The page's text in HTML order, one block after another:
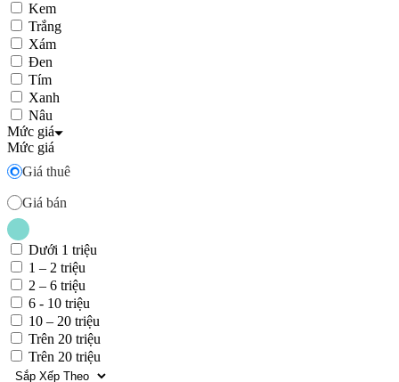
Kem
Trắng
Xám
Đen
Tím
Xanh
Nâu
Mức giá
Mức giá
Giá thuê
Giá bán
Dưới 1 triệu
1 – 2 triệu
2 – 6 triệu
6 - 10 triệu
10 – 20 triệu
Trên 20 triệu
Trên 20 triệu